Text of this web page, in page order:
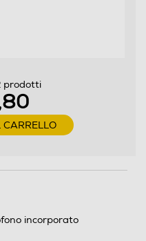
prodotti
incorporato